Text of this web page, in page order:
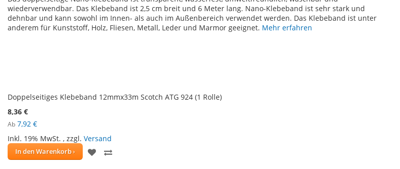
HINZUFÜGEN
HINZUFÜGEN
wiederverwendbar. Das Klebeband ist 2,5 cm breit und 6 Meter lang. Nano-Klebeband ist sehr stark und
dehnbar und kann sowohl im Innen- als auch im Außenbereich verwendet werden. Das Klebeband ist unter
anderem für Kunststoff, Holz, Fliesen, Metall, Leder und Marmor geeignet. Mehr erfahren
Doppelseitiges Klebeband 12mmx33m Scotch ATG 924 (1 Rolle)
8,36 €
Ab 7,92 €
Inkl. 19% MwSt. , zzgl. Versand
In den Warenkorb
ZUR